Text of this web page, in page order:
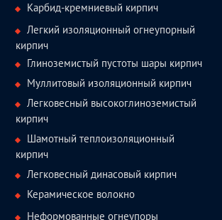
Карбид-кремниевый кирпич
Легкий изоляционный огнеупорный
кирпич
Глиноземистый пустоты шары кирпич
Муллитовый изоляционный кирпич
Легковесный высокоглиноземистый
кирпич
Шамотный теплоизоляционный
кирпич
Легковесный динасовый кирпич
Керамическое волокно
Неформованные огнеупоры